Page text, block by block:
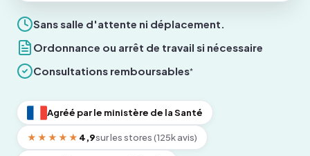
Sans salle d'attente ni déplacement.
Ordonnance ou arrêt de travail si nécessaire
Consultations remboursables*
Agréé par le ministère de la Santé
★★★★★ 4,9sur les stores (125k avis)